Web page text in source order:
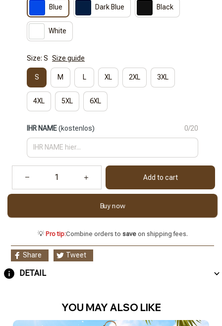
Blue Dark Blue Black
White
Size: S Size guide
S M L XL 2XL 3XL
4XL 5XL 6XL
IHR NAME(kostenlos) 0/20
Add to cart
Buy now
💡 Pro tip:Combine orders to saveon shipping fees.
Share Tweet
DETAIL
YOU MAY ALSO LIKE